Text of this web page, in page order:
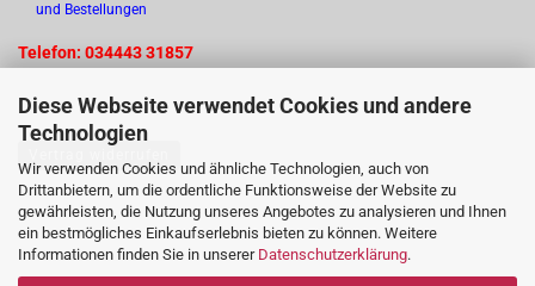
Diese Webseite verwendet Cookies und andere
Technologien
Wir verwenden Cookies und ähnliche Technologien, auch von
Drittanbietern, um die ordentliche Funktionsweise der Website zu
gewährleisten, die Nutzung unseres Angebotes zu analysieren und Ihnen
ein bestmögliches Einkaufserlebnis bieten zu können. Weitere
Informationen finden Sie in unserer Datenschutzerklärung.
und Bestellungen
Telefon: 034443 31857